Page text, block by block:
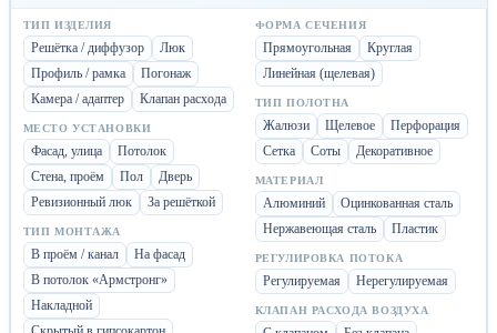
ТИП ИЗДЕЛИЯ
Решётка / диффузор
Люк
Профиль / рамка
Погонаж
Камера / адаптер
Клапан расхода
МЕСТО УСТАНОВКИ
Фасад, улица
Потолок
Стена, проём
Пол
Дверь
Ревизионный люк
За решёткой
ТИП МОНТАЖА
В проём / канал
На фасад
В потолок «Армстронг»
Накладной
ФОРМА СЕЧЕНИЯ
Прямоугольная
Круглая
Линейная (щелевая)
ТИП ПОЛОТНА
Жалюзи Щелевое
Перфорация
Сетка
Соты Декоративное
МАТЕРИАЛ
Алюминий
Оцинкованная сталь
Нержавеющая сталь
Пластик
РЕГУЛИРОВКА ПОТОКА
Регулируемая Нерегулируемая
КЛАПАН РАСХОДА ВОЗДУХА